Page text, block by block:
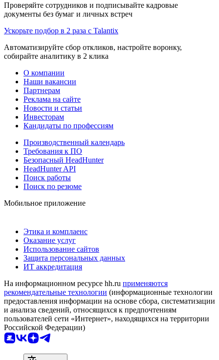
Проверяйте сотрудников и подписывайте кадровые
документы без бумаг и личных встреч
Ускорьте подбор в 2 раза с Talantix
Автоматизируйте сбор откликов, настройте воронку,
собирайте аналитику в 2 клика
О компании
Наши вакансии
Партнерам
Реклама на сайте
Новости и статьи
Инвесторам
Кандидаты по профессиям
Производственный календарь
Требования к ПО
Безопасный HeadHunter
HeadHunter API
Поиск работы
Поиск по резюме
Мобильное приложение
Этика и комплаенс
Оказание услуг
Использование сайтов
Защита персональных данных
ИТ аккредитация
На информационном ресурсе hh.ru применяются
рекомендательные технологии (информационные технологии
предоставления информации на основе сбора, систематизации
и анализа сведений, относящихся к предпочтениям
пользователей сети «Интернет», находящихся на территории
Российской Федерации)